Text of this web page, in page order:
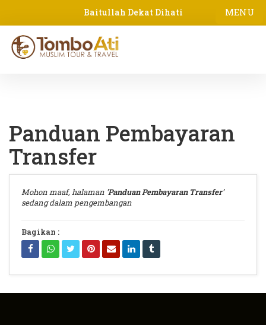
Baitullah Dekat Dihati
Panduan Pembayaran
Transfer
Mohon maaf, halaman 'Panduan Pembayaran Transfer'
sedang dalam pengembangan
Bagikan :
MENU